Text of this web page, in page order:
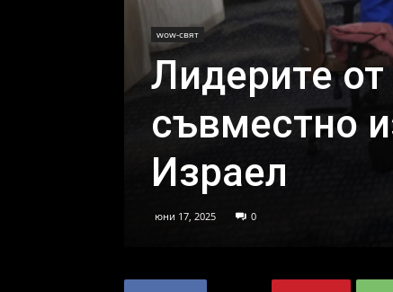
wow-свят
Лидерите от
съвместно
Израел
юни 17, 2025 0